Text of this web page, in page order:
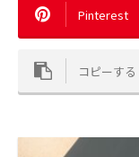
Pinterest
コピーする